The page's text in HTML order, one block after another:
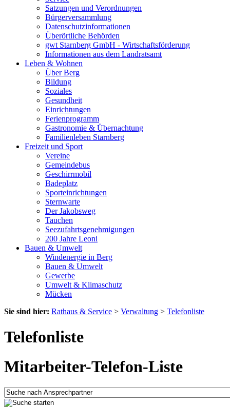
Satzungen und Verordnungen
Bürgerversammlung
Datenschutzinformationen
Überörtliche Behörden
gwt Starnberg GmbH - Wirtschaftsförderung
Informationen aus dem Landratsamt
Leben & Wohnen
Über Berg
Bildung
Soziales
Gesundheit
Einrichtungen
Ferienprogramm
Gastronomie & Übernachtung
Familienleben Starnberg
Freizeit und Sport
Vereine
Gemeindebus
Geschirrmobil
Badeplatz
Sporteinrichtungen
Sternwarte
Der Jakobsweg
Tauchen
Seezufahrtsgenehmigungen
200 Jahre Leoni
Bauen & Umwelt
Windenergie in Berg
Bauen & Umwelt
Gewerbe
Umwelt & Klimaschutz
Mücken
Sie sind hier: Rathaus & Service > Verwaltung > Telefonliste
Telefonliste
Mitarbeiter-Telefon-Liste